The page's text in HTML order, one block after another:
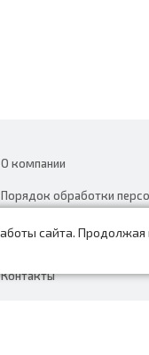
сайта. Продолжая
О компании
Порядок обработки
данных
Контакты